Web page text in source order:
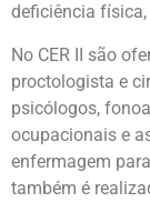
deficiência
No CER II são
proctologista e
psicólogos,
ocupacionais e
enfermagem
também é